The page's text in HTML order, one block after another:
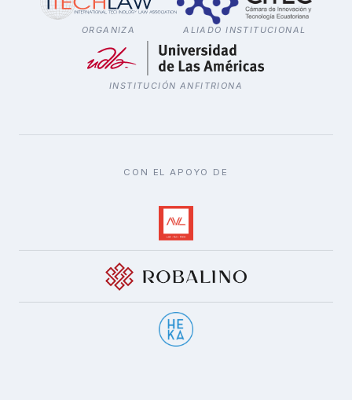
ORGANIZA ALIADO INSTITUCIONAL
INSTITUCIÓN ANFITRIONA
CON EL APOYO DE